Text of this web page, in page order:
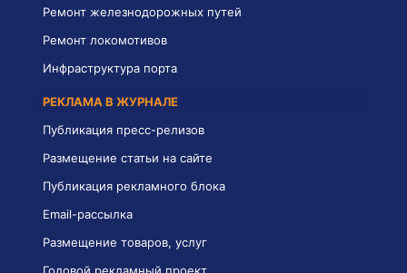
Ремонт железнодорожных путей
Ремонт локомотивов
Инфраструктура порта
РЕКЛАМА В ЖУРНАЛЕ
Публикация пресс-релизов
Размещение статьи на сайте
Публикация рекламного блока
Email-рассылка
Размещение товаров, услуг